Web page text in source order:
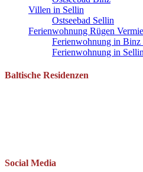
Villen in Sellin
Ostseebad Sellin
Ferienwohnung Rügen
Ferienwohnung in Binz
Ferienwohnung in
Baltische Residenzen
Social Media